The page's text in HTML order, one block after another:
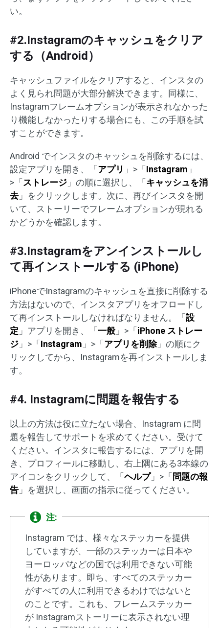
い。
#2.Instagramのキャッシュをクリア
する（Android）
キャッシュファイルをクリアすると、インスタの
よく見られ問題が大部分解決できます。同様に、
Instagramフレームオプションが表示されなかった
り機能しなかったりする場合にも、この手順を試
すことができます。
Android でインスタのキャッシュを削除するには、
設定アプリを開き、「 アプリ 」>「 Instagram 」
>「 ストレージ 」の順に選択し、「 キャッシュを消
去 」をクリックします。次に、再びインスタを開
いて、ストーリーでフレームオプションが現れる
かどうかを確認します。
#3.Instagramをアンインストールし
て再インストールする (iPhone)
iPhoneでInstagramのキャッシュを直接に削除する
方法はないので、インスタアプリをオフロードし
て再インストールしなければなりません。「 設
定 」アプリを開き、「 一般 」>「 iPhone ストレー
ジ 」>「 Instagram 」>「 アプリを削除」の順にク
リックしてから、Instagramを再インストールしま
す。
#4. Instagramに問題を報告する
以上の方法は役に立たない場合、Instagram に問
題を報告してサポートを求めてください。受けて
ください。インスタに報告するには、アプリを開
き、プロフィールに移動し、右上隅にある3本線の
アイコンをクリックして、「 ヘルプ」>「 問題の報
告 」を選択し、画面の指示に従ってください。
注:
Instagram では、様々なステッカーを提供
していますが、一部のステッカーは日本や
ヨーロッパなどの国では​​利用できない可能
性があります。即ち、すべてのステッカー
がすべての人に利用できるわけではないと
のことです。これも、フレームステッカー
が Instagramストーリーに表示されない理